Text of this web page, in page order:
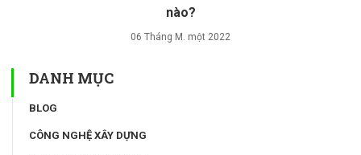
nào?
06 Tháng M. một 2022
DANH MỤC
BLOG
CÔNG NGHỆ XÂY DỰNG